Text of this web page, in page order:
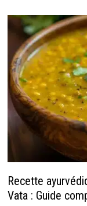
Recette
Vata : Guide